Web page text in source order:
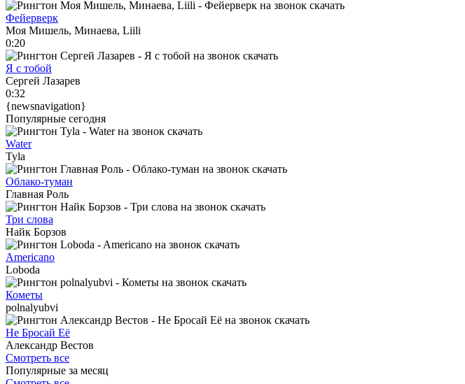
Фейерверк
Моя Мишель, Минаева, Liili
0:20
Я с тобой
Сергей Лазарев
0:32
{newsnavigation}
Популярные сегодня
Water
Tyla
Облако-туман
Главная Роль
Три слова
Найк Борзов
Americano
Loboda
Кометы
polnalyubvi
Не Бросай Её
Александр Вестов
Смотреть все
Популярные за месяц